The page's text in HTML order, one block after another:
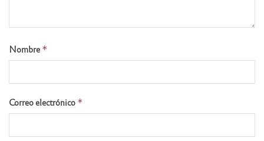
Nombre *
Correo electrónico *